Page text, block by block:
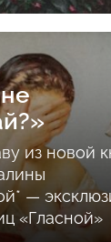
из новой
—
«Гласной»